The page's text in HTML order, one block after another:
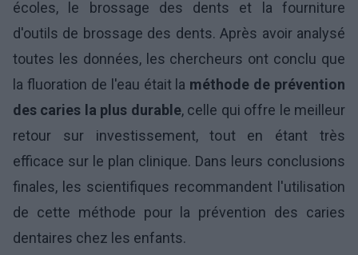
écoles, le brossage des dents et la fourniture
d'outils de brossage des dents. Après avoir analysé
toutes les données, les chercheurs ont conclu que
la fluoration de l'eau était la méthode de prévention
des caries la plus durable, celle qui offre le meilleur
retour sur investissement, tout en étant très
efficace sur le plan clinique. Dans leurs conclusions
finales, les scientifiques recommandent l'utilisation
de cette méthode pour la prévention des caries
dentaires chez les enfants.